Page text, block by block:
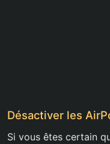
Désactiver les
Si vous êtes certain